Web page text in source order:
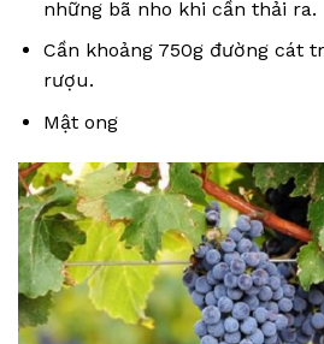
những bã nho khi cần thải ra.
Cần khoảng 750g đường cát
rượu.
Mật ong